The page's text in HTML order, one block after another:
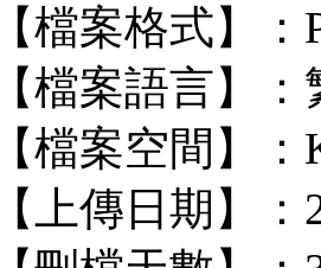
【檔案格式】：
【檔案語言】
【檔案空間】
【上傳日期】：